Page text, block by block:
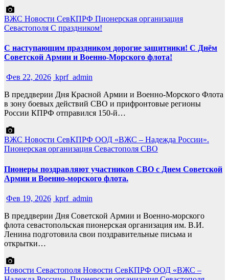
ВЖС Новости СевКПРФ Пионерская организация
Севастополя С праздником!
С наступающим праздником дорогие защитники! С Днём
Советской Армии и Военно-Морского флота!
Фев 22, 2026 kprf_admin
В преддверии Дня Красной Армии и Военно-Морского Флота
в зону боевых действий СВО и прифронтовые регионы
России КПРФ отправился 150-й…
ВЖС Новости СевКПРФ ООД «ВЖС – Надежда России».
Пионерская организация Севастополя СВО
Пионеры поздравляют участников СВО с Днем Советской
Армии и Военно-морского флота.
Фев 19, 2026 kprf_admin
В преддверии Дня Советской Армии и Военно-морского
флота севастопольская пионерская организация им. В.И.
Ленина подготовила свои поздравительные письма и
открытки…
Новости Севастополя Новости СевКПРФ ООД «ВЖС –